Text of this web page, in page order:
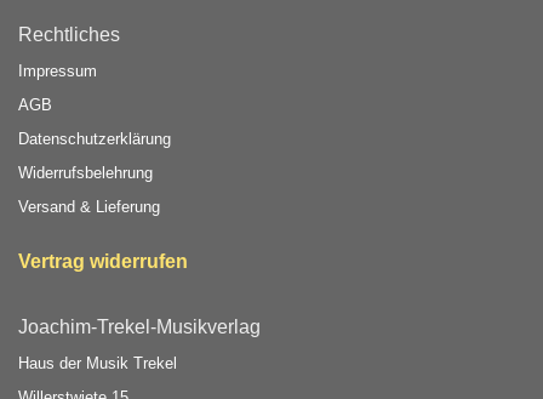
Rechtliches
Impressum
AGB
Datenschutzerklärung
Widerrufsbelehrung
Versand & Lieferung
Vertrag widerrufen
Joachim-Trekel-Musikverlag
Haus der Musik Trekel